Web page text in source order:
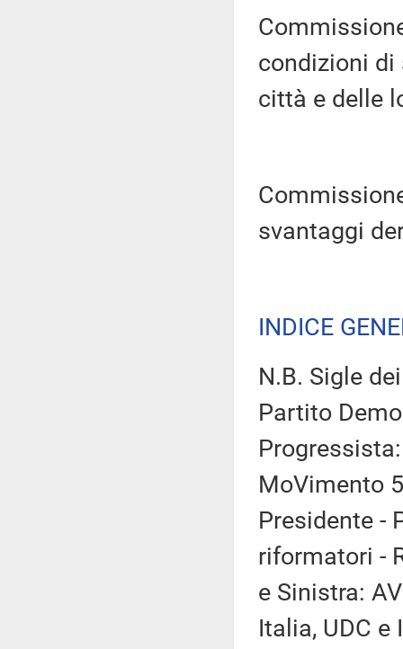
condizioni di
città e delle
svantaggi
INDICE
N.B. Sigle
Partito
MoVimento
Presidente -
riformatori -
e Sinistra:
Italia, UDC e